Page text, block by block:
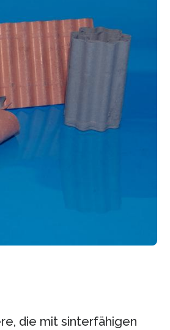
die mit sinterfähigen